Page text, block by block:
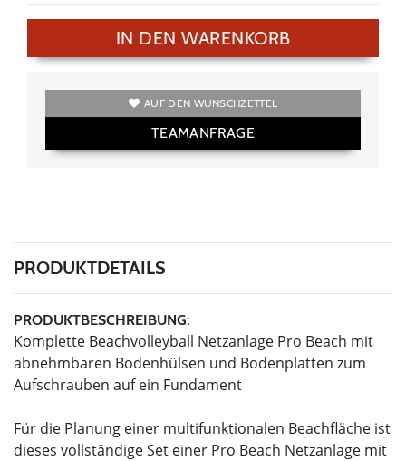
IN DEN WARENKORB
AUF DEN WUNSCHZETTEL
TEAMANFRAGE
PRODUKTDETAILS
PRODUKTBESCHREIBUNG:
Komplette Beachvolleyball Netzanlage Pro Beach mit
abnehmbaren Bodenhülsen und Bodenplatten zum
Aufschrauben auf ein Fundament
Für die Planung einer multifunktionalen Beachfläche ist
dieses vollständige Set einer Pro Beach Netzanlage mit